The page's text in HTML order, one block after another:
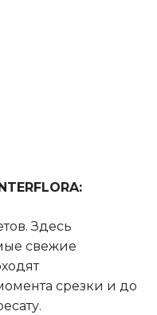
Здесь
свежие
срезки и до